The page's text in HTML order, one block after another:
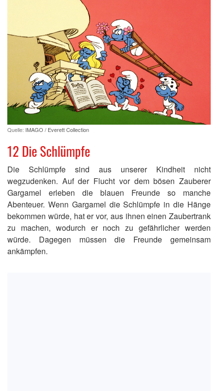
Quelle: IMAGO / Everett Collection
12 Die Schlümpfe
Die Schlümpfe sind aus unserer Kindheit nicht
wegzudenken. Auf der Flucht vor dem bösen Zauberer
Gargamel erleben die blauen Freunde so manche
Abenteuer. Wenn Gargamel die Schlümpfe in die Hänge
bekommen würde, hat er vor, aus ihnen einen Zaubertrank
zu machen, wodurch er noch zu gefährlicher werden
würde. Dagegen müssen die Freunde gemeinsam
ankämpfen.